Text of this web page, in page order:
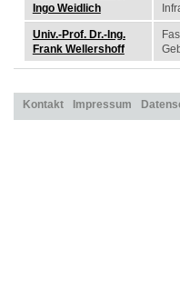
Ingo Weidlich
Univ.-Prof. Dr.-Ing.
Frank Wellershoff
Kontakt Impressum